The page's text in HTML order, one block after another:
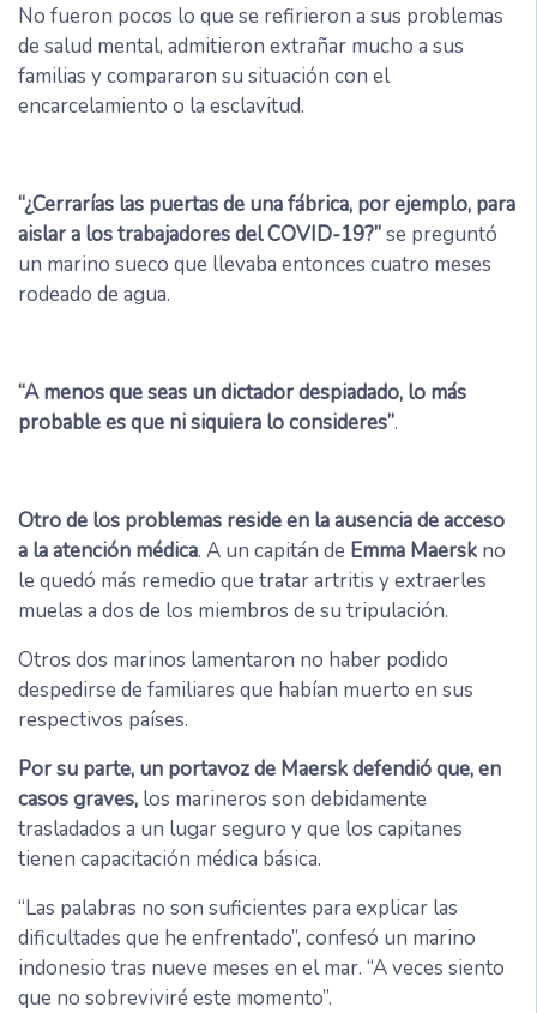
No fueron pocos lo que se refirieron a sus problemas
de salud mental, admitieron extrañar mucho a sus
familias y compararon su situación con el
encarcelamiento o la esclavitud.
“¿Cerrarías las puertas de una fábrica, por ejemplo, para
aislar a los trabajadores del COVID-19?”se preguntó
un marino sueco que llevaba entonces cuatro meses
rodeado de agua.
“A menos que seas un dictador despiadado, lo más
probable es que ni siquiera lo consideres”.
Otro de los problemas reside en la ausencia de acceso
a la atención médica. A un capitán de Emma Maersk no
le quedó más remedio que tratar artritis y extraerles
muelas a dos de los miembros de su tripulación.
Otros dos marinos lamentaron no haber podido
despedirse de familiares que habían muerto en sus
respectivos países.
Por su parte, un portavoz de Maersk defendió que, en
casos graves, los marineros son debidamente
trasladados a un lugar seguro y que los capitanes
tienen capacitación médica básica.
“Las palabras no son suficientes para explicar las
dificultades que he enfrentado”, confesó un marino
indonesio tras nueve meses en el mar. “A veces siento
que no sobreviviré este momento”.